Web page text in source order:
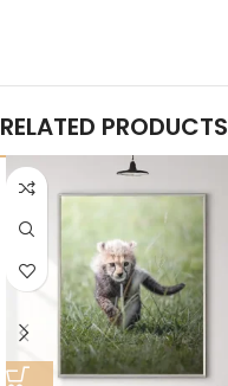
RELATED PRODUCTS